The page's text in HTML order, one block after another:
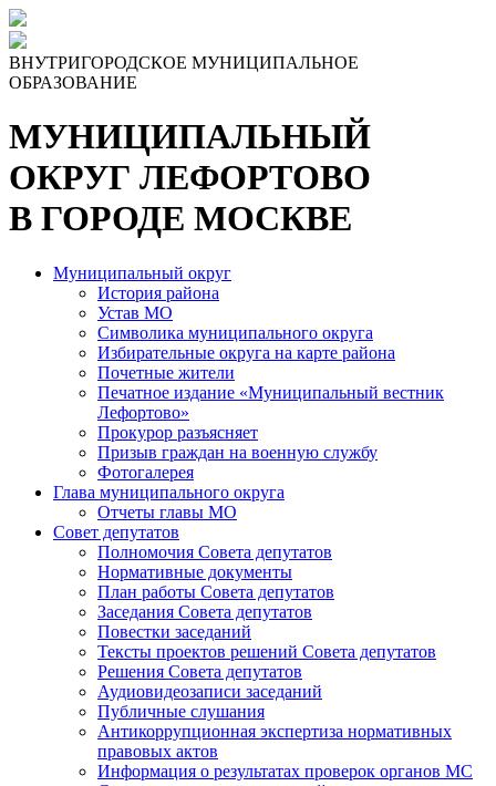
ВНУТРИГОРОДСКОЕ МУНИЦИПАЛЬНОЕ
ОБРАЗОВАНИЕ
МУНИЦИПАЛЬНЫЙ
ОКРУГ ЛЕФОРТОВО
В ГОРОДЕ МОСКВЕ
Муниципальный округ
История района
Устав МО
Символика муниципального округа
Избирательные округа на карте района
Почетные жители
Печатное издание «Муниципальный вестник
Лефортово»
Прокурор разъясняет
Призыв граждан на военную службу
Фотогалерея
Глава муниципального округа
Отчеты главы МО
Совет депутатов
Полномочия Совета депутатов
Нормативные документы
План работы Совета депутатов
Заседания Cовета депутатов
Повестки заседаний
Тексты проектов решений Совета депутатов
Решения Совета депутатов
Аудиовидеозаписи заседаний
Публичные слушания
Антикоррупционная экспертиза нормативных
правовых актов
Информация о результатах проверок органов МС